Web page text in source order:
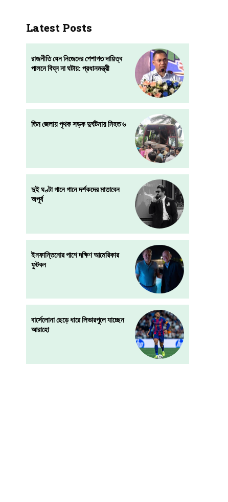
Latest Posts
রাজনীতি যেন নিজেদের পেশাগত দায়িত্ব
পালনে বিঘ্ন না ঘটায়: প্রধানমন্ত্রী
তিন জেলায় পৃথক সড়ক দুর্ঘটনায় নিহত ৬
দুই ঘণ্টা গানে গানে দর্শকদের মাতাবেন
অপূর্ব
ইনফান্তিনোর পাশে দক্ষিণ আমেরিকার
ফুটবল
বার্সেলোনা ছেড়ে ধারে লিভারপুলে যাচ্ছেন
আরাহো